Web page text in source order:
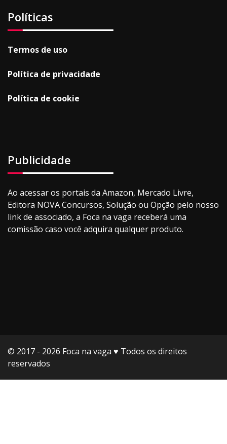
Políticas
Termos de uso
Política de privacidade
Política de cookie
Publicidade
Ao acessar os portais da Amazon, Mercado Livre,
Editora NOVA Concursos, Solução ou Opção pelo nosso
link de associado, a Foca na vaga receberá uma
comissão caso você adquira qualquer produto.
© 2017 - 2026 Foca na vaga ♥️ Todos os direitos
reservados